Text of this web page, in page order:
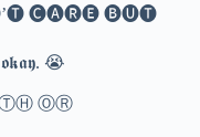
🅒🅐🅡🅔 🅑🅤🅣
𝖔𝖐𝖆𝖞. 😭
ⓄⓇ